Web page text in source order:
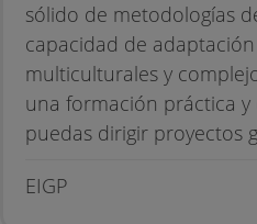
sólido de metodologías
capacidad de
multiculturales y
una formación práctica
puedas dirigir proyectos
EIGP